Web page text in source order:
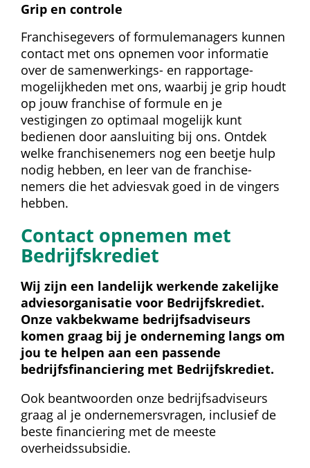
Grip en controle
Franchise­gevers of formule­managers kunnen
contact met ons opnemen voor informatie
over de samenwerkings- en rapportage­
mogelijkheden met ons, waarbij je grip houdt
op jouw franchise of formule en je
vestigingen zo optimaal mogelijk kunt
bedienen door aansluiting bij ons. Ontdek
welke franchise­nemers nog een beetje hulp
nodig hebben, en leer van de franchise­
nemers die het adviesvak goed in de vingers
hebben.
Contact opnemen met
Bedrijfskrediet
Wij zijn een landelijk werkende zakelijke
adviesorganisatie voor Bedrijfskrediet.
Onze vakbekwame bedrijfsadviseurs
komen graag bij je onderneming langs om
jou te helpen aan een passende
bedrijfsfinanciering met Bedrijfskrediet.
Ook beantwoorden onze bedrijfsadviseurs
graag al je ondernemersvragen, inclusief de
beste financiering met de meeste
overheidssubsidie.